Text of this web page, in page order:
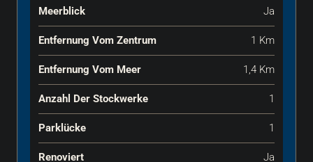
Meerblick Ja
Entfernung Vom Zentrum 1 Km
Entfernung Vom Meer 1,4 Km
Anzahl Der Stockwerke 1
Parklücke 1
Renoviert Ja